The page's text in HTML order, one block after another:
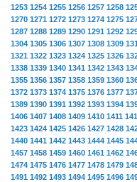
1253 1254 1255 1256 1257 1258
1270 1271 1272 1273 1274 1275
1287 1288 1289 1290 1291 1292
1304 1305 1306 1307 1308 1309
1321 1322 1323 1324 1325 1326
1338 1339 1340 1341 1342 1343
1355 1356 1357 1358 1359 1360
1372 1373 1374 1375 1376 1377
1389 1390 1391 1392 1393 1394
1406 1407 1408 1409 1410 1411
1423 1424 1425 1426 1427 1428
1440 1441 1442 1443 1444 1445
1457 1458 1459 1460 1461 1462
1474 1475 1476 1477 1478 1479
1491 1492 1493 1494 1495 1496